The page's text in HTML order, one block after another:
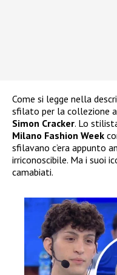
Come si legge nella
sfilato per la collezione
Simon Cracker. Lo
Milano Fashion Week
sfilavano c’era appunto
irriconoscibile. Ma i suoi
camabiati.